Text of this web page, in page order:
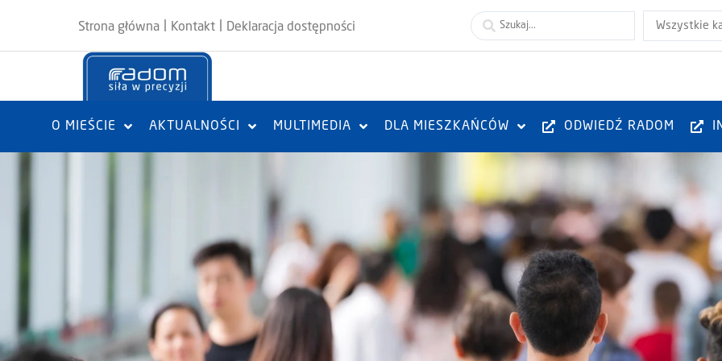
Strona główna Kontakt Deklaracja dostępności Wszystkie
O MIEŚCIE AKTUALNOŚCI MULTIMEDIA DLA MIESZKAŃCÓW ODWIEDŹ RADOM